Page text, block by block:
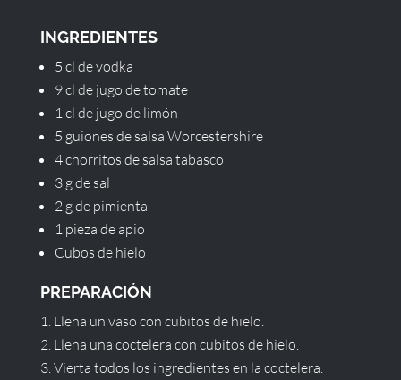
INGREDIENTES
5 cl de vodka
9 cl de jugo de tomate
1 cl de jugo de limón
5 guiones de salsa Worcestershire
4 chorritos de salsa tabasco
3 g de sal
2 g de pimienta
1 pieza de apio
Cubos de hielo
PREPARACIÓN
Llena un vaso con cubitos de hielo.
Llena una coctelera con cubitos de hielo.
Vierta todos los ingredientes en la coctelera.